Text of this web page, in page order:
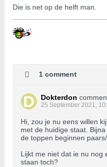
Die is net op de helft man.
1 comment
Dokterdon
25 September 2021,
Hi, zou je nu eens willen
met de huidige staat.
de toppen beginnen
Lijkt me niet dat ie nu nog
staan toch?